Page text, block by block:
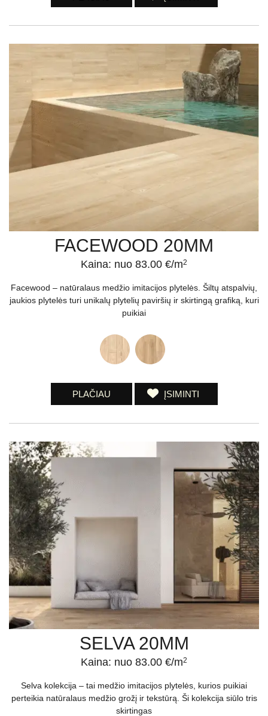
FACEWOOD 20MM
Kaina: nuo 83.00 €/m2
Facewood – natūralaus medžio imitacijos plytelės. Šiltų atspalvių,
jaukios plytelės turi unikalų plytelių paviršių ir skirtingą grafiką, kuri
puikiai
PLAČIAU ĮSIMINTI
SELVA 20MM
Kaina: nuo 83.00 €/m2
Selva kolekcija – tai medžio imitacijos plytelės, kurios puikiai
perteikia natūralaus medžio grožį ir tekstūrą. Ši kolekcija siūlo tris
skirtingas